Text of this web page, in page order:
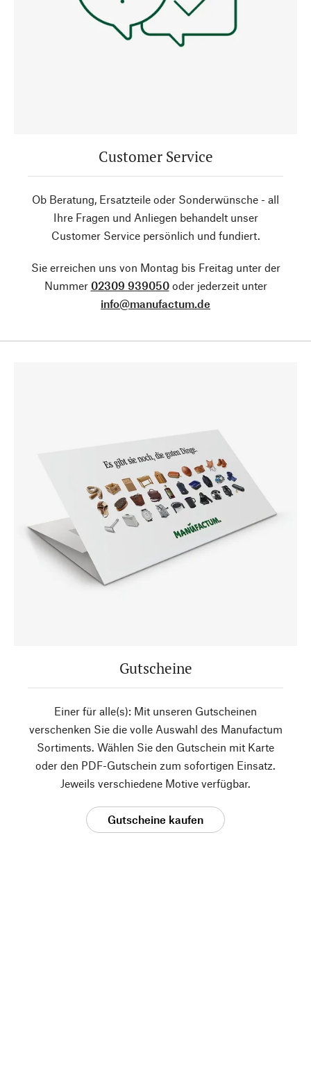
Customer Service
Ob Beratung, Ersatzteile oder Sonderwünsche - all
Ihre Fragen und Anliegen behandelt unser
Customer Service persönlich und fundiert.
Sie erreichen uns von Montag bis Freitag unter der
Nummer 02309 939050oder jederzeit unter
info@manufactum.de
Gutscheine
Einer für alle(s): Mit unseren Gutscheinen
verschenken Sie die volle Auswahl des Manufactum
Sortiments. Wählen Sie den Gutschein mit Karte
oder den PDF-Gutschein zum sofortigen Einsatz.
Jeweils verschiedene Motive verfügbar.
Gutscheine kaufen